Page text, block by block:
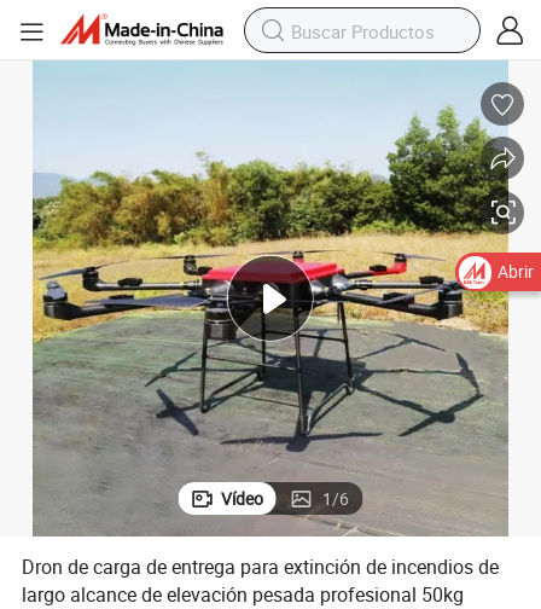
Vídeo 1/6
Dron de carga de entrega para extinción de incendios de
largo alcance de elevación pesada profesional 50kg
Abrir